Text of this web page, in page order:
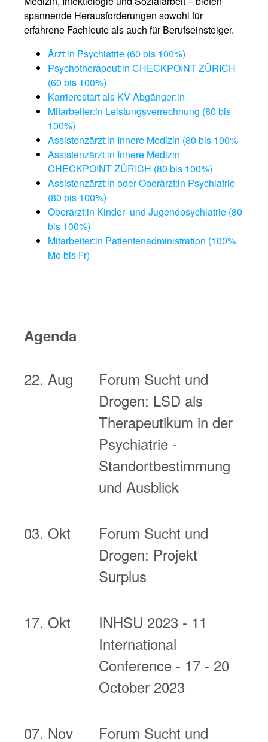
spannende Herausforderungen sowohl für
erfahrene Fachleute als auch für Berufseinsteiger.
Ärzt:in Psychiatrie (60 bis 100%)
Psychotherapeut:in CHECKPOINT ZÜRICH
(60 bis 100%)
Karrierestart als KV-Abgänger:in
Mitarbeiter:in Leistungsverrechnung (80 bis
100%)
Assistenzärzt:in Innere Medizin (80 bis 100%
Assistenzärzt:in Innere Medizin
CHECKPOINT ZÜRICH (80 bis 100%)
Assistenzärzt:in oder Oberärzt:in Psychiatrie
(80 bis 100%)
Oberärzt:in Kinder- und Jugendpsychiatrie (80
bis 100%)
Mitarbeiter:in Patientenadministration (100%,
Mo bis Fr)
Agenda
22. Aug
Forum Sucht und
Drogen: LSD als
Therapeutikum in der
Psychiatrie -
Standortbestimmung
und Ausblick
03. Okt
Forum Sucht und
Drogen: Projekt
Surplus
17. Okt
INHSU 2023 - 11
International
Conference - 17 - 20
October 2023
07. Nov Forum Sucht und